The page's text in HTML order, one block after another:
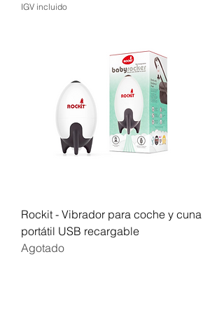
IGV incluido
Rockit - Vibrador para coche y cuna
portátil USB recargable
Agotado